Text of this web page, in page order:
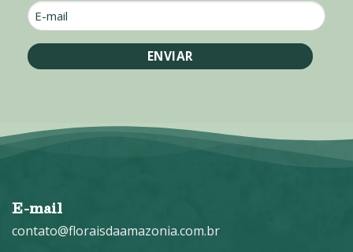
E-
mail
*
E-mail
contato@floraisdaamazonia.com.br